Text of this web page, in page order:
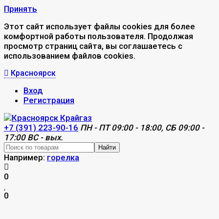
Принять
Этот сайт использует файлы cookies для более
комфортной работы пользователя. Продолжая
просмотр страниц сайта, вы соглашаетесь с
использованием файлов cookies.
Красноярск
Вход
Регистрация
+7 (391) 223-90-16 ПН - ПТ 09:00 - 18:00, СБ 09:00 -
17:00 ВС - вых.
Найти
Например: горелка
0
0